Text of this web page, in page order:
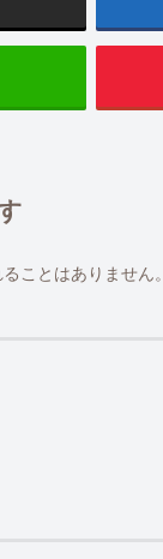
ことはありません。